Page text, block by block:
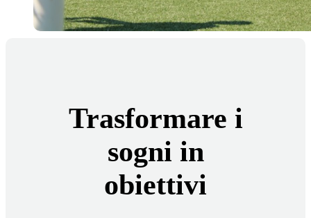
Trasformare i
sogni in
obiettivi